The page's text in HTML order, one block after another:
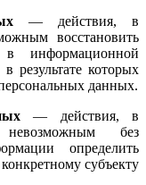
— действия, в
восстановить
в информационной
результате которых
данных.
— действия, в
невозможным без
определить
субъекту